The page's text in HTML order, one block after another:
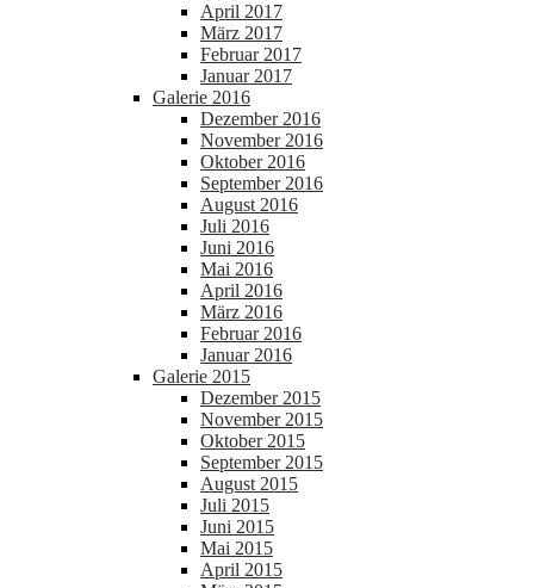
April 2017
März 2017
Februar 2017
Januar 2017
Galerie 2016
Dezember 2016
November 2016
Oktober 2016
September 2016
August 2016
Juli 2016
Juni 2016
Mai 2016
April 2016
März 2016
Februar 2016
Januar 2016
Galerie 2015
Dezember 2015
November 2015
Oktober 2015
September 2015
August 2015
Juli 2015
Juni 2015
Mai 2015
April 2015